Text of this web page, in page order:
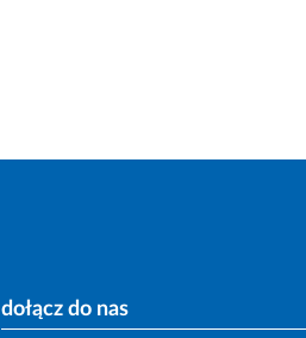
dołącz do nas